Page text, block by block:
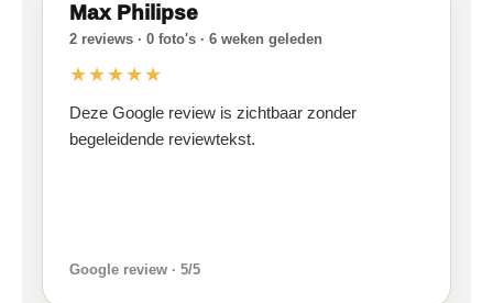
Max Philipse
2 reviews · 0 foto's · 6 weken geleden
★★★★★
Deze Google review is zichtbaar zonder
begeleidende reviewtekst.
Google review · 5/5